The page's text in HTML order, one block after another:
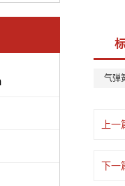
气弹
上一
下一